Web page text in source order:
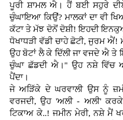
ਪੂਰੀ ਸ਼ਾਮਲ ਐ। ਹੈਂ ਬਈ ਸਹੁਰੇ
ਚੁੰਘਾਇਆ ਕਿਉਂ? ਮਾਲਕਾਂ ਦਾ ਵੀ
ਕੱਟਾ ਤੇ ਮੱਝ ਦੋਨੋਂ ਦੋਸ਼ੀ! ਇਹਦੀ
ਧੋਖਾਧੜੀ ਵੱਡੀ ਚਾਹੇ ਛੋਟੀ, ਜੁਰਮ
ਉਹ ਬੋਟਾਂ ਲੈ ਕੇ ਦਿੱਲੀ ਜਾ ਵਜਦੇ ਐ
ਚੁੰਘਾ ਛੱਡਦੀ ਐ।" ਉਹ ਨਸ਼ੇ ਵਿੱਚ
ਪੈਂਦਾ।
ਜੇ ਅੜਿੱਕੇ ਦੇ ਘਰਵਾਲੀ ਉਸ ਨੂੰ
ਵਰਜਦੀ, ਉਹ 'ਅਲੀ - ਅਲੀ'
ਟਿਕਾਅ ਕੇ..! ਜਮੀਨ ਮੇਰੀ, ਨਸ਼ੇ ਮੈਂ